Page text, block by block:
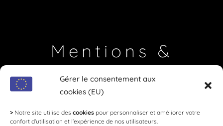
Gérer le consentement aux
cookies (EU)
> Notre site utilise des cookies pour personnaliser et améliorer votre
confort d'utilisation et l’expérience de nos utilisateurs.
Mentions &
Coordonnées
santé, à consommer avec modération !